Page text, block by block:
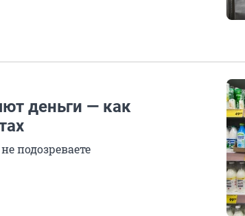
деньги — как
подозреваете